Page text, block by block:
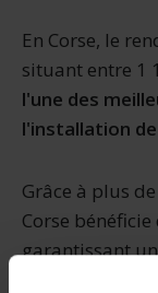
En Corse, le
situant entre 1
l'une des
l'installation
Grâce à plus
Corse
garantissant
maximale. Le